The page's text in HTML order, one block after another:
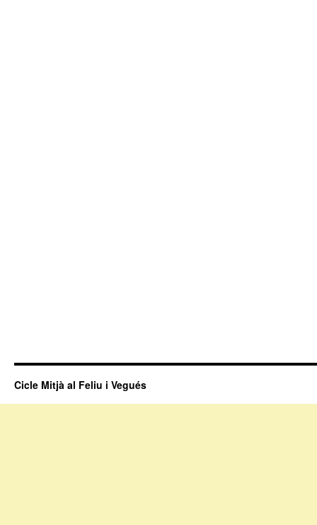
Cicle Mitjà al Feliu i Vegués